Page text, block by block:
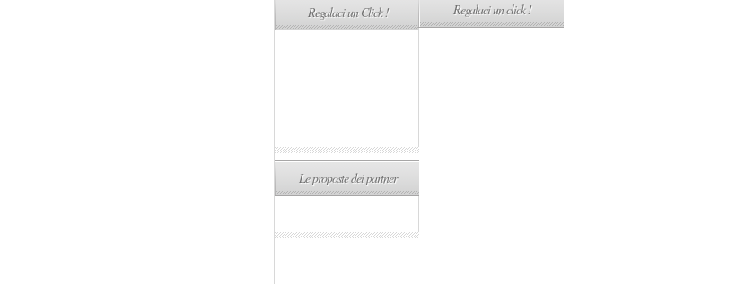
Regalaci un Click !
Le proposte dei partner
Regalaci un click !